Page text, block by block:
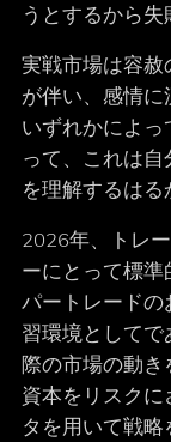
うとするから失
実戦市場は容
が伴い、感情
いずれかによ
って、これは
を理解するはる
2026年、トレ
ーにとって標
パートレード
習環境として
際の市場の動き
資本をリスク
タを用いて戦